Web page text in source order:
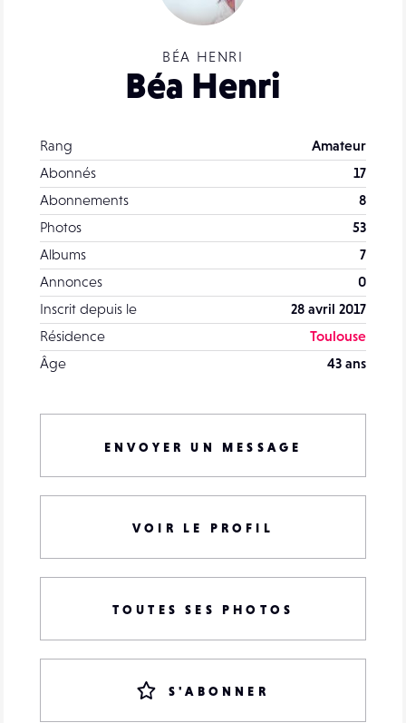
BÉA HENRI
Béa Henri
Rang
Amateur
Abonnés
17
Abonnements
8
Photos
53
Albums
7
Annonces
0
Inscrit depuis le
28 avril 2017
Résidence
Toulouse
Âge
43 ans
ENVOYER UN MESSAGE
VOIR LE PROFIL
TOUTES SES PHOTOS
S'ABONNER